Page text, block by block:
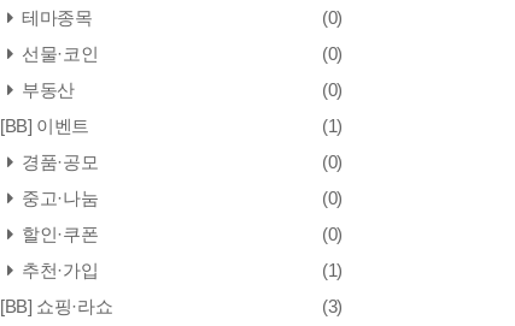
테마종목
(0)
선물·코인
(0)
부동산
(0)
[BB] 이벤트
(1)
경품·공모
(0)
중고·나눔
(0)
할인·쿠폰
(0)
추천·가입
(1)
[BB] 쇼핑·라쇼
(3)